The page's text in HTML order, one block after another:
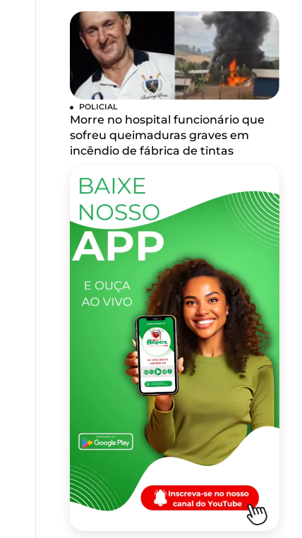
POLICIAL
Morre no hospital funcionário que
sofreu queimaduras graves em
incêndio de fábrica de tintas